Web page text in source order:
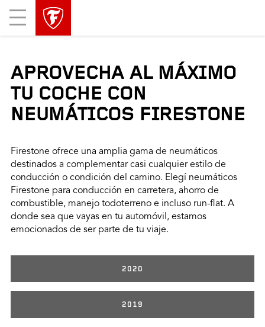
Mobile
Menu
APROVECHA AL MÁXIMO
TU COCHE CON
NEUMÁTICOS FIRESTONE
Firestone ofrece una amplia gama de neumáticos
destinados a complementar casi cualquier estilo de
conducción o condición del camino. Elegí neumáticos
Firestone para conducción en carretera, ahorro de
combustible, manejo todoterreno e incluso run-flat. A
donde sea que vayas en tu automóvil, estamos
emocionados de ser parte de tu viaje.
2020
2019